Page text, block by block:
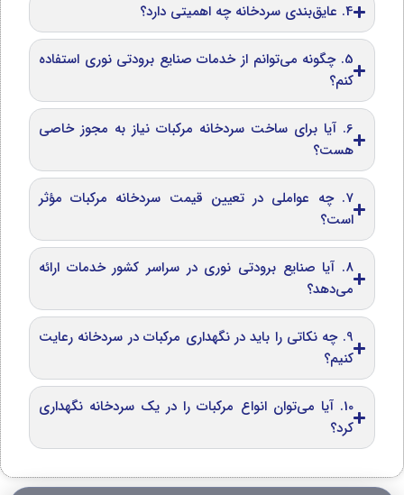
4. عایق‌بندی سردخانه چه اهمیتی دارد؟
5. چگونه می‌توانم از خدمات صنایع برودتی نوری استفاده
کنم؟
6. آیا برای ساخت سردخانه مرکبات نیاز به مجوز خاصی
هست؟
7. چه عواملی در تعیین قیمت سردخانه مرکبات مؤثر
است؟
8. آیا صنایع برودتی نوری در سراسر کشور خدمات ارائه
می‌دهد؟
9. چه نکاتی را باید در نگهداری مرکبات در سردخانه رعایت
کنیم؟
10. آیا می‌توان انواع مرکبات را در یک سردخانه نگهداری
کرد؟